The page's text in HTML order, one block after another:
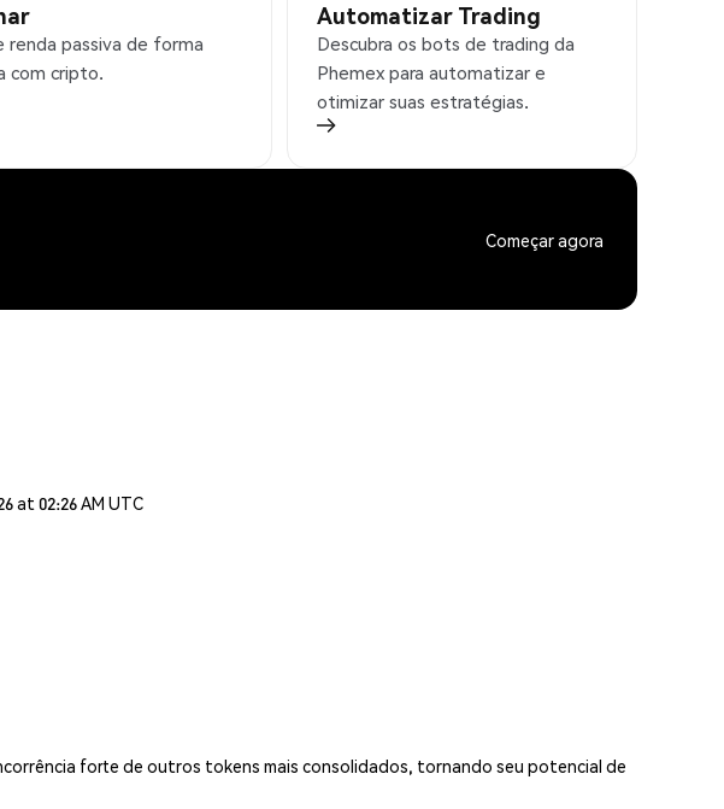
renda passiva de forma
com cripto.
Automatizar Trading
Descubra os bots de trading da
Phemex para automatizar e
otimizar suas estratégias.
Começar agora
at 02:26 AM UTC
forte de outros tokens mais consolidados, tornando seu potencial de